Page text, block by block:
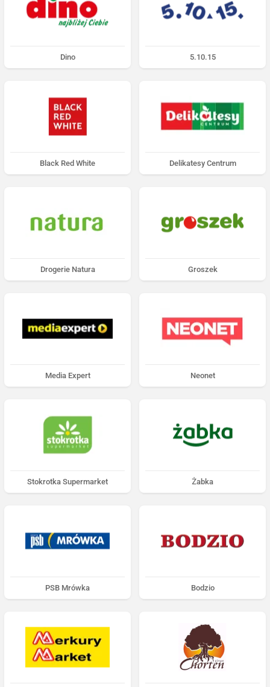
Dino 5.10.15
Black Red White Delikatesy Centrum
Drogerie Natura Groszek
Media Expert Neonet
Stokrotka Supermarket Żabka
PSB Mrówka Bodzio